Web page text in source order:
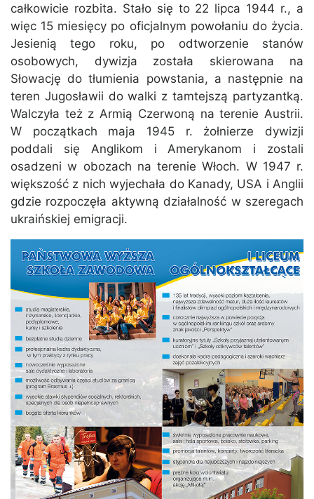
całkowicie rozbita. Stało się to 22 lipca 1944 r., a
więc 15 miesięcy po oficjalnym powołaniu do życia.
Jesienią tego roku, po odtworzenie stanów
osobowych, dywizja została skierowana na
Słowację do tłumienia powstania, a następnie na
teren Jugosławii do walki z tamtejszą partyzantką.
Walczyła też z Armią Czerwoną na terenie Austrii.
W początkach maja 1945 r. żołnierze dywizji
poddali się Anglikom i Amerykanom i zostali
osadzeni w obozach na terenie Włoch. W 1947 r.
większość z nich wyjechała do Kanady, USA i Anglii
gdzie rozpoczęła aktywną działalność w szeregach
ukraińskiej emigracji.